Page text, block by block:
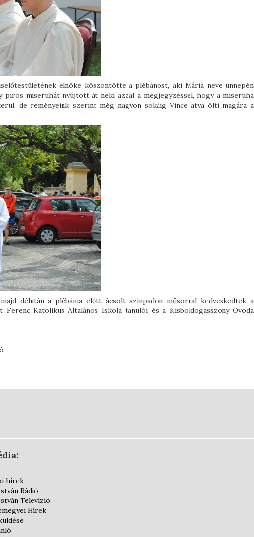
elnöke köszöntötte a plébánost, aki Mária neve ünnepén
miseruhát nyújtott át neki azzal a megjegyzéssel, hogy a miseruha
de reményeink szerint még nagyon sokáig Vince atya ölti magára a
délután a plébánia előtt ácsolt színpadon műsorral kedveskedtek a
Katolikus Általános Iskola tanulói és a Kisboldogasszony Óvoda
hírek
Rádió
Televízió
Hírek